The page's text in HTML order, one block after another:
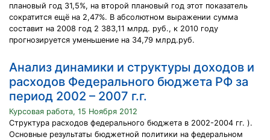
плановый год 31,5%, на второй плановый год этот показатель
сократится ещё на 2,47%. В абсолютном выражении сумма
составит на 2008 год 2 383,11 млрд. руб., к 2010 году
прогнозируется уменьшение на 34,79 млрд.руб.
Анализ динамики и структуры доходов и
расходов Федерального бюджета РФ за
период 2002 – 2007 г.г.
Курсовая работа, 15 Ноября 2012
Структура расходов федерального бюджета в 2002-2004 гг. ).
Основные результаты бюджетной политики на федеральном